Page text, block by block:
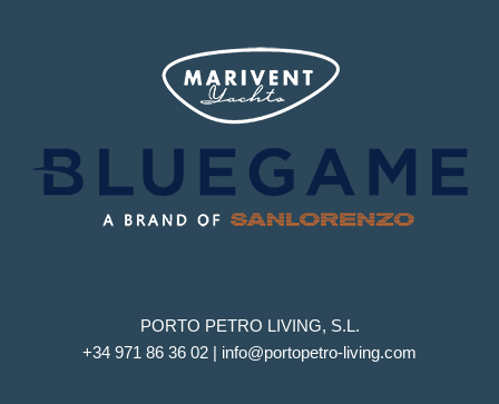
PORTO PETRO LIVING, S.L.
+34 971 86 36 02 | info@portopetro-living.com